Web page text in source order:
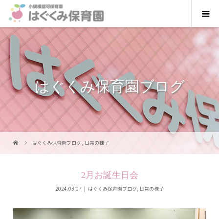
はぐくみ保育園ブログ
はぐくみ保育園ブログ, 日常の様子
2月お誕生日会
2024.03.07 はぐくみ保育園ブログ 日常の様子